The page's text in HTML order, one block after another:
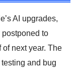
AI upgrades,
to
next year. The
and bug